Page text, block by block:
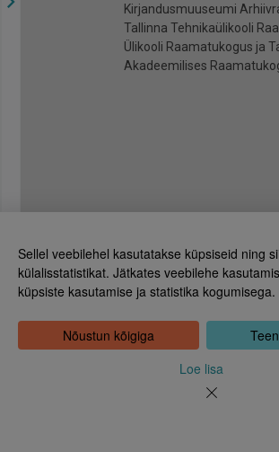
Kirjandusmuuseumi
Tallinna Tehnikaülikooli
Ülikooli Raamatukogus ja
Akadeemilises
Eesti Rahvusraamatukogu
Kontakt: 6307 100
dea@rara.ee
Tutvustus
Nõustun kõigiga
Loe lisa
Sellel veebilehel kasutatakse küpsiseid ning
külalisstatistikat. Jätkates veebilehe
küpsiste kasutamise ja statistika kogumisega.